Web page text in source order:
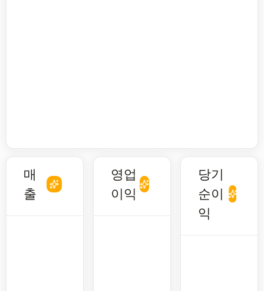
매
출
영업
이익
당기
순이
익